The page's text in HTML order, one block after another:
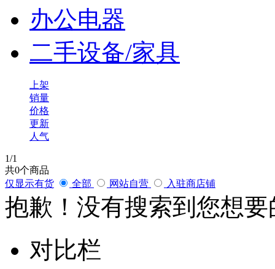
办公电器
二手设备/家具
上架
销量
价格
更新
人气
1/1
共0个商品
仅显示有货
全部 网站自营 入驻商店铺
抱歉！没有搜索到您想
对比栏